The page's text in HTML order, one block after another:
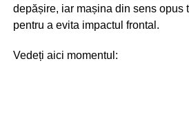
depășire, iar mașina din sens opus
pentru a evita impactul frontal.
Vedeți aici momentul: